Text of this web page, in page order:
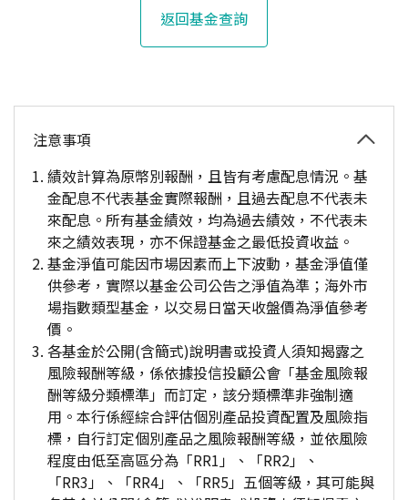
返回基金查詢
注意事項
績效計算為原幣別報酬，且皆有考慮配息情況。基
金配息不代表基金實際報酬，且過去配息不代表未
來配息。所有基金績效，均為過去績效，不代表未
來之績效表現，亦不保證基金之最低投資收益。
基金淨值可能因市場因素而上下波動，基金淨值僅
供參考，實際以基金公司公告之淨值為準；海外市
場指數類型基金，以交易日當天收盤價為淨值參考
價。
各基金於公開(含簡式)說明書或投資人須知揭露之
風險報酬等級，係依據投信投顧公會「基金風險報
酬等級分類標準」而訂定，該分類標準非強制適
用。本行係經綜合評估個別產品投資配置及風險指
標，自行訂定個別產品之風險報酬等級，並依風險
程度由低至高區分為「RR1」、「RR2」、
「RR3」、「RR4」、「RR5」五個等級，其可能與